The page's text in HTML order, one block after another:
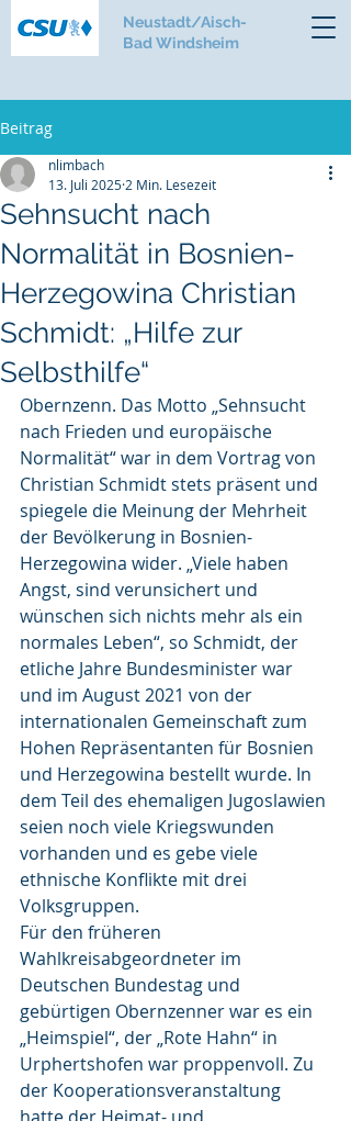
Neustadt/Aisch-
Bad Windsheim
Beitrag
Sehnsucht nach
Normalität in Bosnien-
Herzegowina Christian
Schmidt: „Hilfe zur
Selbsthilfe“
nlimbach
13. Juli 2025 2 Min. Lesezeit
Obernzenn. Das Motto „Sehnsucht
nach Frieden und europäische
Normalität“ war in dem Vortrag von
Christian Schmidt stets präsent und
spiegele die Meinung der Mehrheit
der Bevölkerung in Bosnien-
Herzegowina wider. „Viele haben
Angst, sind verunsichert und
wünschen sich nichts mehr als ein
normales Leben“, so Schmidt, der
etliche Jahre Bundesminister war
und im August 2021 von der
internationalen Gemeinschaft zum
Hohen Repräsentanten für Bosnien
und Herzegowina bestellt wurde. In
dem Teil des ehemaligen Jugoslawien
seien noch viele Kriegswunden
vorhanden und es gebe viele
ethnische Konflikte mit drei
Volksgruppen.
Für den früheren
Wahlkreisabgeordneter im
Deutschen Bundestag und
gebürtigen Obernzenner war es ein
„Heimspiel“, der „Rote Hahn“ in
Urphertshofen war proppenvoll. Zu
der Kooperationsveranstaltung